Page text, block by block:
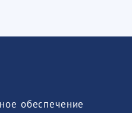
обеспечение